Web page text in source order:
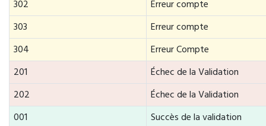
302
Erreur compte
303
Erreur compte
304
Erreur Compte
201
Échec de la Validation
202
Échec de la Validation
001
Succès de la validation